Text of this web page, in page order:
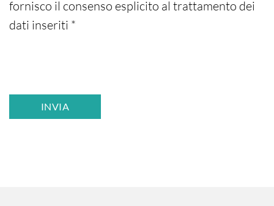
fornisco il consenso esplicito al trattamento dei
dati inseriti *